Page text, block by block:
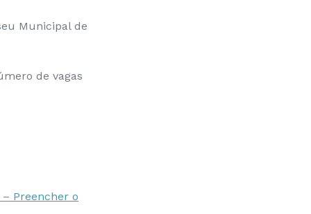
Municipal de
de vagas
Preencher o